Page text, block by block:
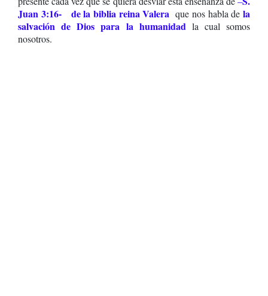
Juan 3:16- de la biblia reina Valera que nos habla dela
salvación de Dios para la humanidad la cual somos
nosotros.